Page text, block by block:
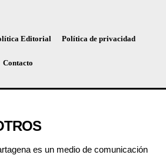
Editorial Política de privacidad
Contacto
es un medio de comunicación